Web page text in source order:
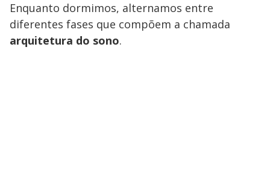
Enquanto dormimos, alternamos entre
diferentes fases que compõem a chamada
arquitetura do sono.